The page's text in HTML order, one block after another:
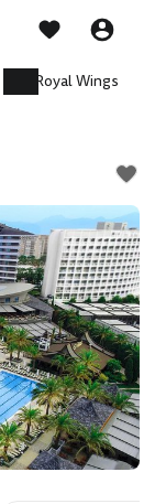
Royal Wings